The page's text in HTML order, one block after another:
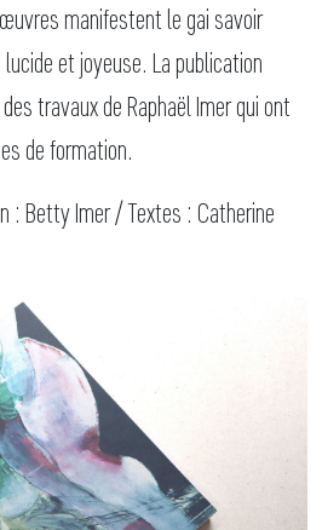
manifestent le gai savoir
et joyeuse. La publication
travaux de Raphaël Imer qui ont
de formation.
: Betty Imer / Textes : Catherine